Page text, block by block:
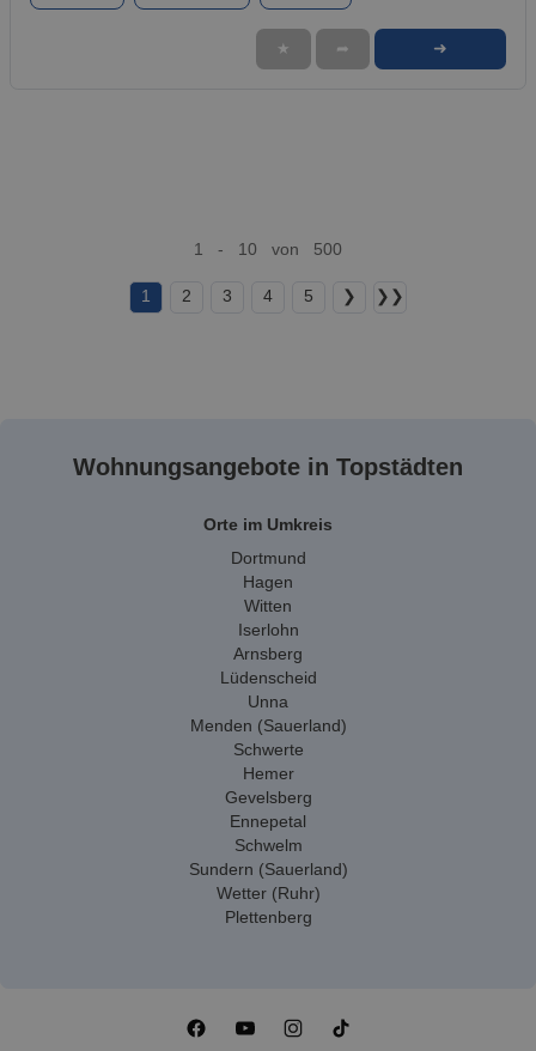
★ ➦ ➜
1 - 10 von 500
1 2 3 4 5 ❯ ❯❯
Wohnungsangebote in Topstädten
Orte im Umkreis
Dortmund
Hagen
Witten
Iserlohn
Arnsberg
Lüdenscheid
Unna
Menden (Sauerland)
Schwerte
Hemer
Gevelsberg
Ennepetal
Schwelm
Sundern (Sauerland)
Wetter (Ruhr)
Plettenberg